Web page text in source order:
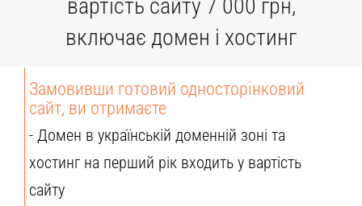
вартість сайту 7 000 грн,
включає домен і хостинг
Замовивши готовий односторінковий
сайт, ви отримаєте
- Домен в українській доменній зоні та
хостинг на перший рік входить у вартість
сайту